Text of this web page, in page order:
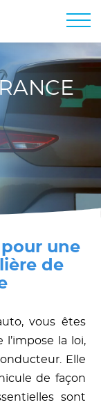
une
de
vous êtes
l’impose la loi,
Elle
de façon
sont